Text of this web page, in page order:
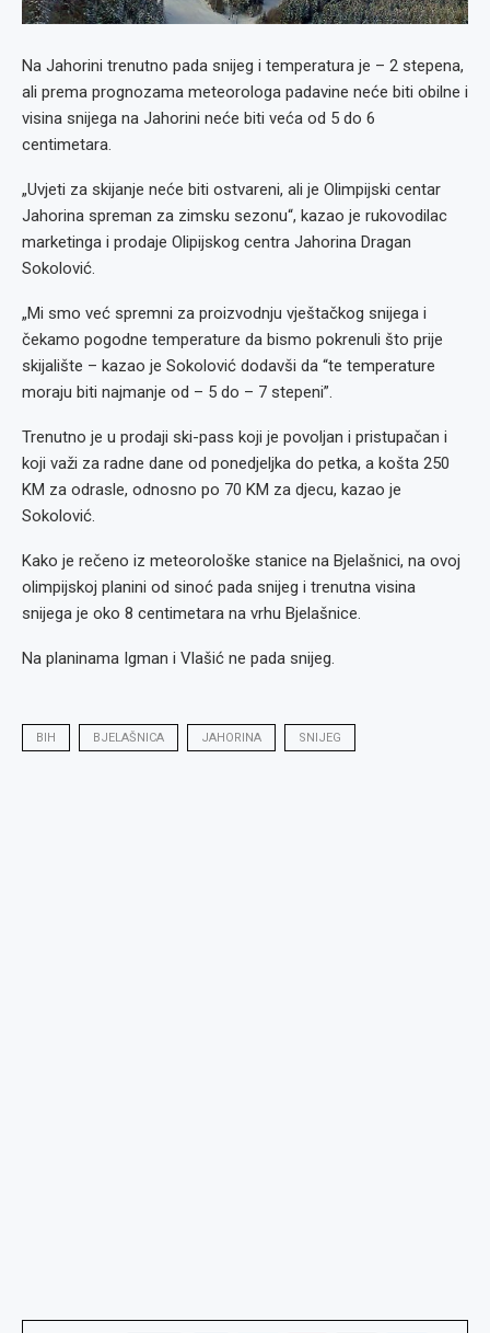
Na Jahorini trenutno pada snijeg i temperatura je – 2 stepena,
ali prema prognozama meteorologa padavine neće biti obilne i
visina snijega na Jahorini neće biti veća od 5 do 6
centimetara.
„Uvjeti za skijanje neće biti ostvareni, ali je Olimpijski centar
Jahorina spreman za zimsku sezonu“, kazao je rukovodilac
marketinga i prodaje Olipijskog centra Jahorina Dragan
Sokolović.
„Mi smo već spremni za proizvodnju vještačkog snijega i
čekamo pogodne temperature da bismo pokrenuli što prije
skijalište – kazao je Sokolović dodavši da “te temperature
moraju biti najmanje od – 5 do – 7 stepeni”.
Trenutno je u prodaji ski-pass koji je povoljan i pristupačan i
koji važi za radne dane od ponedjeljka do petka, a košta 250
KM za odrasle, odnosno po 70 KM za djecu, kazao je
Sokolović.
Kako je rečeno iz meteorološke stanice na Bjelašnici, na ovoj
olimpijskoj planini od sinoć pada snijeg i trenutna visina
snijega je oko 8 centimetara na vrhu Bjelašnice.
Na planinama Igman i Vlašić ne pada snijeg.
BIH BJELAŠNICA JAHORINA SNIJEG